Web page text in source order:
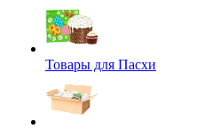
Товары для Пасхи